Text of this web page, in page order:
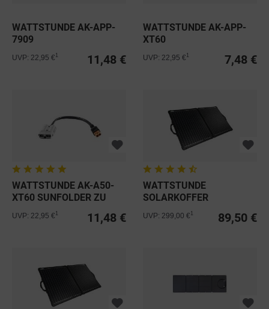
WATTSTUNDE AK-APP-
7909
SOLARBUDDY/SUL...
11,48 €
UVP: 22,95 € 1
WATTSTUNDE AK-APP-
XT60
SOLARBUDDY/
7,48 €
UVP: 22,95 € 1
WATTSTUNDE AK-A50-
XT60 SUNFOLDER ZU
ECOFLOW...
11,48 €
UVP: 22,95 € 1
WATTSTUNDE
SOLARKOFFER
WS120SUL ULTRALIGHT
120W...
89,50 €
UVP: 299,00 € 1